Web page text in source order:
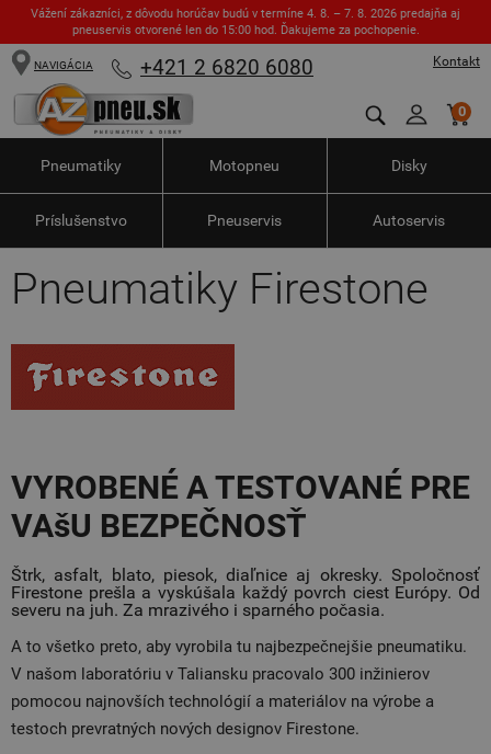
Vážení zákazníci, z dôvodu horúčav budú v termíne 4. 8. – 7. 8. 2026 predajňa aj
pneuservis otvorené len do 15:00 hod. Ďakujeme za pochopenie.
Kontakt
NAVIGÁCIA +421 2 6820 6080
0
Pneumatiky Motopneu Disky
Príslušenstvo Pneuservis Autoservis
Pneumatiky Firestone
VYROBENÉ A TESTOVANÉ PRE
VAšU BEZPEČNOSŤ
Štrk, asfalt, blato, piesok, diaľnice aj okresky. Spoločnosť
Firestone prešla a vyskúšala každý povrch ciest Európy. Od
severu na juh. Za mrazivého i sparného počasia.
A to všetko preto, aby vyrobila tu najbezpečnejšie pneumatiku.
V našom laboratóriu v Taliansku pracovalo 300 inžinierov
pomocou najnovších technológií a materiálov na výrobe a
testoch prevratných nových designov Firestone.